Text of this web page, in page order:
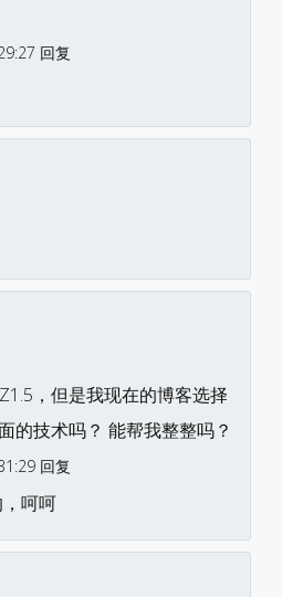
回复
，但是我现在的博客选择
的技术吗？ 能帮我整整吗？
回复
呵呵